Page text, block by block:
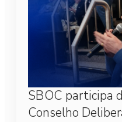
SBOC participa
Conselho